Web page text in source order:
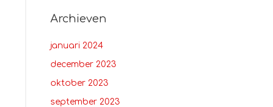
Archieven
januari 2024
december 2023
oktober 2023
september 2023